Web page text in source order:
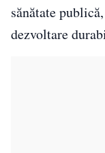
sănătate
dezvoltare